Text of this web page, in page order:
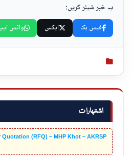
اشتہارات
Quotation (RFQ) – MHP Khot – AKRSP
یہ خبر شیئر کریں:
فیس بک ایکس واٹس